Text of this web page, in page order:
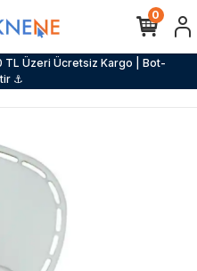
TL Üzeri Ücretsiz Kargo | Bot-
⚓
0